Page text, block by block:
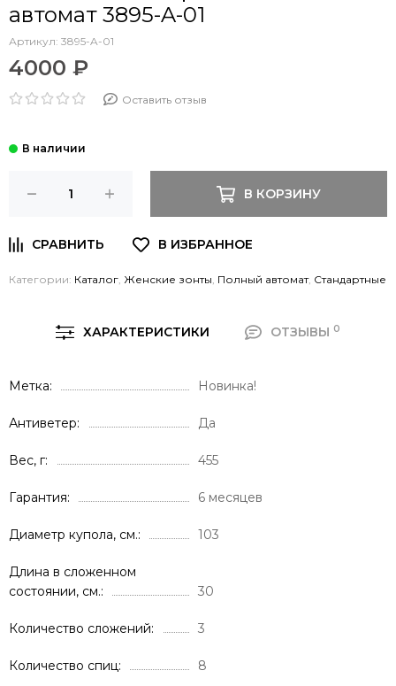
автомат 3895-A-01
Артикул: 3895-A-01
4000 ₽
Оставить отзыв
В КОРЗИНУ
Категории: Каталог, Женские зонты, Полный автомат, Стандартные
ХАРАКТЕРИСТИКИ ОТЗЫВЫ 0
Метка Новинка!
Антиветер Да
Вес, г 455
Гарантия 6 месяцев
Диаметр купола, см. 103
Длина в сложенном
состоянии, см.
30
Количество сложений 3
Количество спиц 8